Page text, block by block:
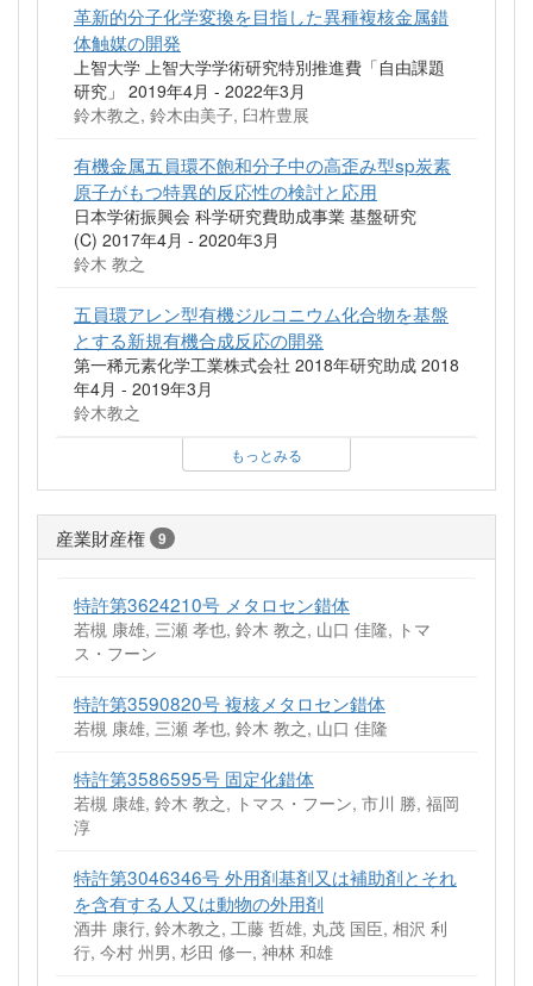
革新的分子化学変換を目指した異種複核金属錯
体触媒の開発
上智大学 上智大学学術研究特別推進費「自由課題
研究」 2019年4月 - 2022年3月
鈴木教之, 鈴木由美子, 臼杵豊展
有機金属五員環不飽和分子中の高歪み型sp炭素
原子がもつ特異的反応性の検討と応用
日本学術振興会 科学研究費助成事業 基盤研究
(C) 2017年4月 - 2020年3月
鈴木 教之
五員環アレン型有機ジルコニウム化合物を基盤
とする新規有機合成反応の開発
第一稀元素化学工業株式会社 2018年研究助成 2018
年4月 - 2019年3月
鈴木教之
もっとみる
産業財産権 9
特許第3624210号 メタロセン錯体
若槻 康雄, 三瀬 孝也, 鈴木 教之, 山口 佳隆, トマ
ス・フーン
特許第3590820号 複核メタロセン錯体
若槻 康雄, 三瀬 孝也, 鈴木 教之, 山口 佳隆
特許第3586595号 固定化錯体
若槻 康雄, 鈴木 教之, トマス・フーン, 市川 勝, 福岡
淳
特許第3046346号 外用剤基剤又は補助剤とそれ
を含有する人又は動物の外用剤
酒井 康行, 鈴木教之, 工藤 哲雄, 丸茂 国臣, 相沢 利
行, 今村 州男, 杉田 修一, 神林 和雄